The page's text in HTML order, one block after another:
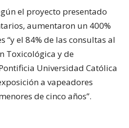
el proyecto presentado
aumentaron un 400%
“y el 84% de las consultas al
Toxicológica y de
Universidad Católica
a vapeadores
de cinco años”.